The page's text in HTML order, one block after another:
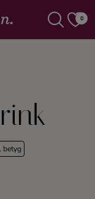
0
betyg